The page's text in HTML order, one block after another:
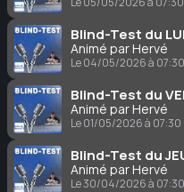
Blind-Test du
Animé par Hervé
Le 04/05/2026 à 07:30
Blind-Test du
Animé par Hervé
Le 01/05/2026 à 07:30
Blind-Test du
Animé par Hervé
Le 30/04/2026 à 07:30